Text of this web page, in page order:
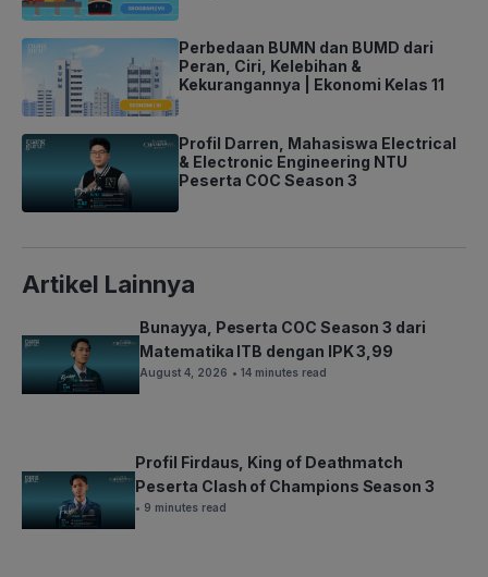
Perbedaan BUMN dan BUMD dari
Peran, Ciri, Kelebihan &
Kekurangannya | Ekonomi Kelas 11
Profil Darren, Mahasiswa Electrical
& Electronic Engineering NTU
Peserta COC Season 3
Artikel Lainnya
Bunayya, Peserta COC Season 3 dari
Matematika ITB dengan IPK 3,99
August 4, 2026 • 14 minutes read
Profil Firdaus, King of Deathmatch
Peserta Clash of Champions Season 3
• 9 minutes read